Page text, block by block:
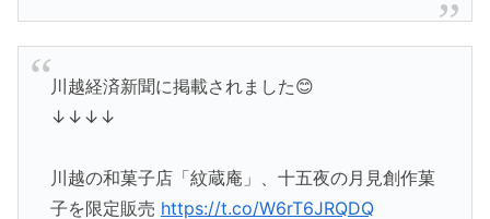
川越経済新聞に掲載されました😊
↓↓↓↓
川越の和菓子店「紋蔵庵」、十五夜の月見創作菓
子を限定販売 https://t.co/W6rT6JRQDQ